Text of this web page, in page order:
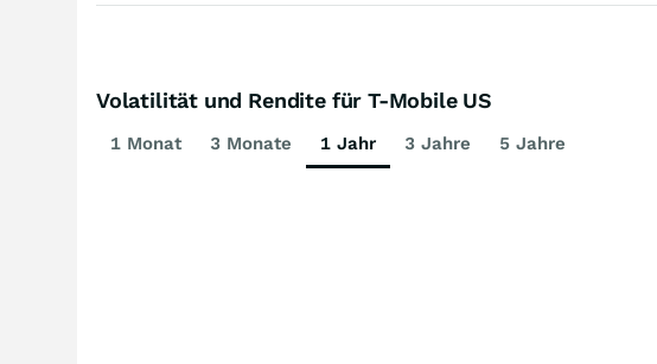
Volatilität und Rendite für T-Mobile US
1 Monat 3 Monate 1 Jahr 3 Jahre 5 Jahre